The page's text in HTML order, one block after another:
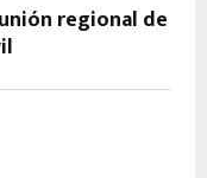
regional de